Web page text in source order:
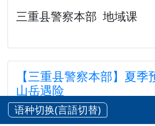
三重县警察本部 地域课
【三重县警察本部】夏季
山岳遇险
【三重県警察本部】夏期における水
止
语种切换(言語切替)